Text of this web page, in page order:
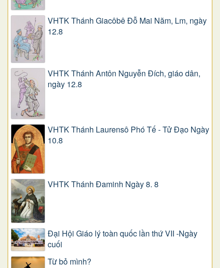
VHTK Thánh Giacôbê Ðỗ Mai Năm, Lm, ngày
12.8
VHTK Thánh Antôn Nguyễn Ðích, giáo dân,
ngày 12.8
VHTK Thánh Laurensô Phó Tế - Tử Đạo Ngày
10.8
VHTK Thánh Đaminh Ngày 8. 8
Đại Hội Giáo lý toàn quốc lần thứ VII -Ngày
cuối
Từ bỏ mình?